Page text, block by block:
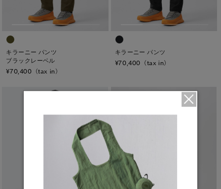
キラーニー パンツ
ブラックレーベル
¥70,400（tax in）
キラーニー パンツ
¥70,400（tax in）